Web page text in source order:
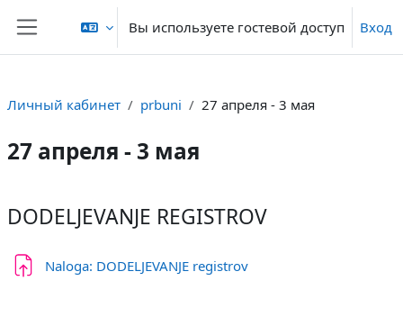
Перейти к основному содержанию
Боковая панель
Вы используете гостевой доступ Вход
Личный кабинет prbuni 27 апреля - 3 мая
27 апреля - 3 мая
Section outline
DODELJEVANJE REGISTROV
Naloga: DODELJEVANJE registrovЗадание